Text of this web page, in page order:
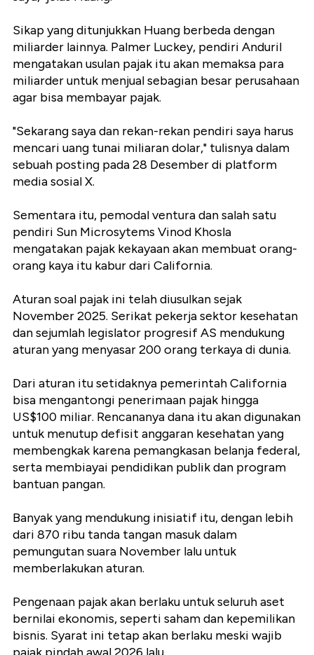
Sikap yang ditunjukkan Huang berbeda dengan
miliarder lainnya. Palmer Luckey, pendiri Anduril
mengatakan usulan pajak itu akan memaksa para
miliarder untuk menjual sebagian besar perusahaan
agar bisa membayar pajak.
"Sekarang saya dan rekan-rekan pendiri saya harus
mencari uang tunai miliaran dolar," tulisnya dalam
sebuah posting pada 28 Desember di platform
media sosial X.
Sementara itu, pemodal ventura dan salah satu
pendiri Sun Microsytems Vinod Khosla
mengatakan pajak kekayaan akan membuat orang-
orang kaya itu kabur dari California.
Aturan soal pajak ini telah diusulkan sejak
November 2025. Serikat pekerja sektor kesehatan
dan sejumlah legislator progresif AS mendukung
aturan yang menyasar 200 orang terkaya di dunia.
Dari aturan itu setidaknya pemerintah California
bisa mengantongi penerimaan pajak hingga
US$100 miliar. Rencananya dana itu akan digunakan
untuk menutup defisit anggaran kesehatan yang
membengkak karena pemangkasan belanja federal,
serta membiayai pendidikan publik dan program
bantuan pangan.
Banyak yang mendukung inisiatif itu, dengan lebih
dari 870 ribu tanda tangan masuk dalam
pemungutan suara November lalu untuk
memberlakukan aturan.
Pengenaan pajak akan berlaku untuk seluruh aset
bernilai ekonomis, seperti saham dan kepemilikan
bisnis. Syarat ini tetap akan berlaku meski wajib